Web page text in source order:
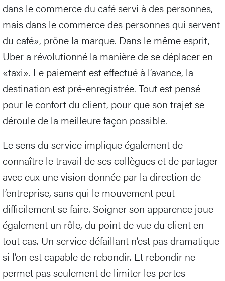
dans le commerce du café servi à des personnes,
mais dans le commerce des personnes qui servent
du café», prône la marque. Dans le même esprit,
Uber a révolutionné la manière de se déplacer en
«taxi». Le paiement est effectué à l’avance, la
destination est pré-enregistrée. Tout est pensé
pour le confort du client, pour que son trajet se
déroule de la meilleure façon possible.
Le sens du service implique également de
connaître le travail de ses collègues et de partager
avec eux une vision donnée par la direction de
l’entreprise, sans qui le mouvement peut
difficilement se faire. Soigner son apparence joue
également un rôle, du point de vue du client en
tout cas. Un service défaillant n’est pas dramatique
si l’on est capable de rebondir. Et rebondir ne
permet pas seulement de limiter les pertes